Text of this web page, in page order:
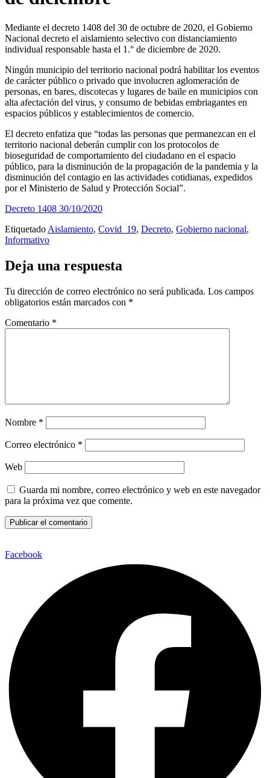
Mediante el decreto 1408 del 30 de octubre de 2020, el Gobierno
Nacional decreto el aislamiento selectivo con distanciamiento
individual responsable hasta el 1.° de diciembre de 2020.
Ningún municipio del territorio nacional podrá habilitar los eventos
de carácter público o privado que involucren aglomeración de
personas, en bares, discotecas y lugares de baile en municipios con
alta afectación del virus, y consumo de bebidas embriagantes en
espacios públicos y establecimientos de comercio.
El decreto enfatiza que “todas las personas que permanezcan en el
territorio nacional deberán cumplir con los protocolos de
bioseguridad de comportamiento del ciudadano en el espacio
público, para la disminución de la propagación de la pandemia y la
disminución del contagio en las actividades cotidianas, expedidos
por el Ministerio de Salud y Protección Social”.
Decreto 1408 30/10/2020
Etiquetado Aislamiento, Covid_19, Decreto, Gobierno nacional,
Informativo
Deja una respuesta
Tu dirección de correo electrónico no será publicada. Los campos
obligatorios están marcados con *
Comentario *
Nombre *
Correo electrónico *
Web
Guarda mi nombre, correo electrónico y web en este navegador
para la próxima vez que comente.
Facebook